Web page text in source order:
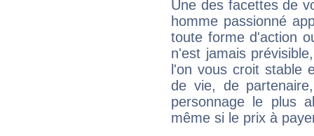
Une des facettes de
homme passionné
toute forme d'action
n'est jamais
l'on vous croit stable
de vie, de
personnage le plus
même si le prix à